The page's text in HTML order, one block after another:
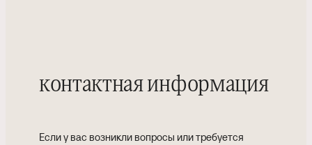
контактная информация
Если у вас возникли вопросы или требуется